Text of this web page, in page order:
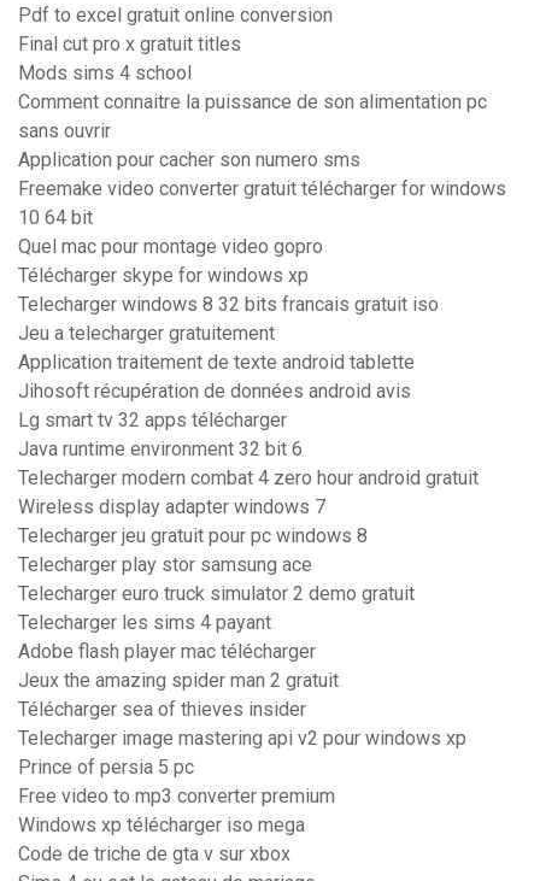
Pdf to excel gratuit online conversion
Final cut pro x gratuit titles
Mods sims 4 school
Comment connaitre la puissance de son alimentation pc
sans ouvrir
Application pour cacher son numero sms
Freemake video converter gratuit télécharger for windows
10 64 bit
Quel mac pour montage video gopro
Télécharger skype for windows xp
Telecharger windows 8 32 bits francais gratuit iso
Jeu a telecharger gratuitement
Application traitement de texte android tablette
Jihosoft récupération de données android avis
Lg smart tv 32 apps télécharger
Java runtime environment 32 bit 6
Telecharger modern combat 4 zero hour android gratuit
Wireless display adapter windows 7
Telecharger jeu gratuit pour pc windows 8
Telecharger play stor samsung ace
Telecharger euro truck simulator 2 demo gratuit
Telecharger les sims 4 payant
Adobe flash player mac télécharger
Jeux the amazing spider man 2 gratuit
Télécharger sea of thieves insider
Telecharger image mastering api v2 pour windows xp
Prince of persia 5 pc
Free video to mp3 converter premium
Windows xp télécharger iso mega
Code de triche de gta v sur xbox